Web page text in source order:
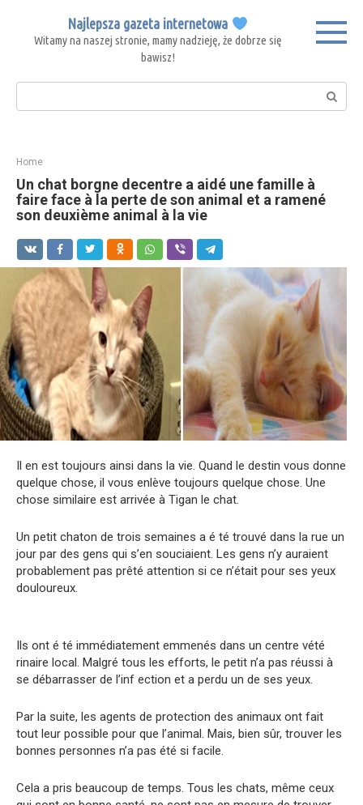
content
Najlepsza gazeta internetowa
Witamy na naszej stronie, mamy nadzieję, że dobrze się
bawisz!
Search:
Home
Un chat borgne decentre a aidé une famille à
faire face à la perte de son animal et a ramené
son deuxième animal à la vie
Il en est toujours ainsi dans la vie. Quand le destin vous donne
quelque chose, il vous enlève toujours quelque chose. Une
chose similaire est arrivée à Tigan le chat.
Un petit chaton de trois semaines a é té trouvé dans la rue un
jour par des gens qui s’en souciaient. Les gens n’y auraient
probablement pas prêté attention si ce n’était pour ses yeux
douloureux.
Ils ont é té immédiatement emmenés dans un centre vété
rinaire local. Malgré tous les efforts, le petit n’a pas réussi à
se débarrasser de l’inf ection et a perdu un de ses yeux.
Par la suite, les agents de protection des animaux ont fait
tout leur possible pour que l’animal. Mais, bien sûr, trouver les
bonnes personnes n’a pas été si facile.
Cela a pris beaucoup de temps. Tous les chats, même ceux